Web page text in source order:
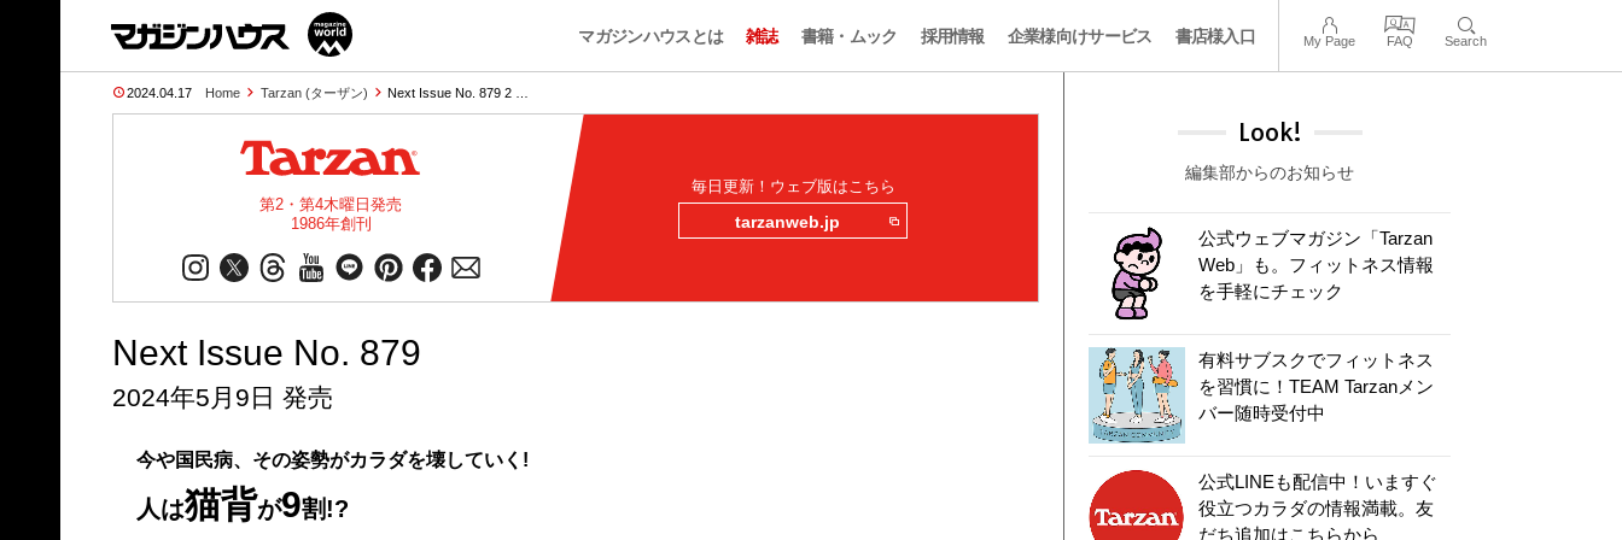
マガジンハウスとは 雑誌 書籍・ムック 採用情報 企業様向けサービス 書店様入口 My Page FAQ Search
2024.04.17 Home Tarzan (ターザン) Next Issue No. 879 2 …
第2・第4木曜日発売
1986年創刊
毎日更新！ウェブ版はこちら
tarzanweb.jp
Next Issue No. 879
2024年5月9日 発売
今や国民病、その姿勢がカラダを壊していく!
人は猫背が9割!?
Look!
編集部からのお知らせ
公式ウェブマガジン「Tarzan
Web」も。フィットネス情報
を手軽にチェック
有料サブスクでフィットネス
を習慣に！TEAM Tarzanメン
バー随時受付中
公式LINEも配信中！いますぐ
役立つカラダの情報満載。友
だち追加はこちらから